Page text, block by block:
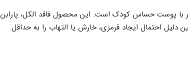
با پوست حساس کودک است. این محصول فاقد الکل، پارابن
احتمال ایجاد قرمزی، خارش یا التهاب را به حداقل